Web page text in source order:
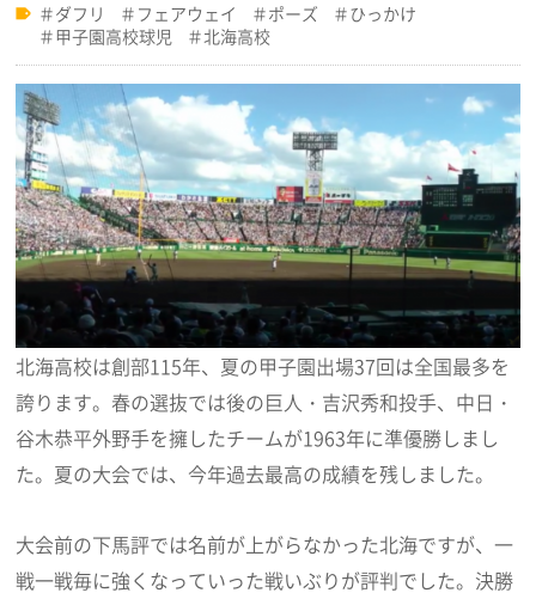
ダフリ フェアウェイ ポーズ
ひっかけ
甲子園高校球児
北海高校
北海高校は創部115年、夏の甲子園出場37回は全国最多を
誇ります。春の選抜では後の巨人・吉沢秀和投手、中日・
谷木恭平外野手を擁したチームが1963年に準優勝しまし
た。夏の大会では、今年過去最高の成績を残しました。
大会前の下馬評では名前が上がらなかった北海ですが、一
戦一戦毎に強くなっていった戦いぶりが評判でした。決勝